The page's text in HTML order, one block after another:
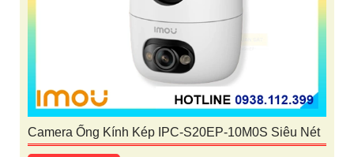
Camera Ống Kính Kép IPC-S20EP-10M0S Siêu Nét